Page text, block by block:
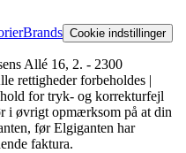
Brands Cookie indstillinger
Allé 16, 2. - 2300
rettigheder forbeholdes |
for tryk- og korrekturfejl
i øvrigt opmærksom på at din
før Elgiganten har
faktura.